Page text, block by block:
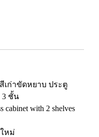
เก่าขัดหยาบ ประตู
3 ชั้น
cabinet with 2 shelves
หม่